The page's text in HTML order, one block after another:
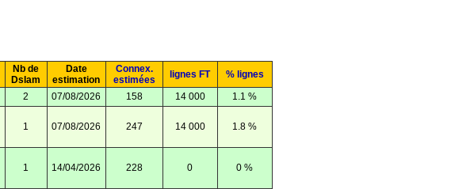
Nb de
Dslam
Date
estimation
Connex.
estimées
lignes FT % lignes
2 07/08/2026 158 14 000 1.1 %
1 07/08/2026 247 14 000 1.8 %
1 14/04/2026 228 0 0 %